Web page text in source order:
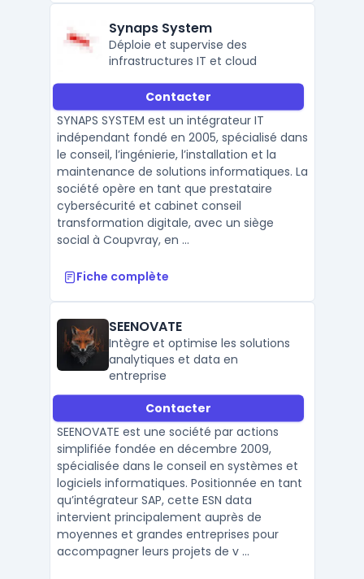
Synaps System
Déploie et supervise des
infrastructures IT et cloud
Contacter
SYNAPS SYSTEM est un intégrateur IT
indépendant fondé en 2005, spécialisé dans
le conseil, l’ingénierie, l’installation et la
maintenance de solutions informatiques. La
société opère en tant que prestataire
cybersécurité et cabinet conseil
transformation digitale, avec un siège
social à Coupvray, en ...
Fiche complète
SEENOVATE
Intègre et optimise les solutions
analytiques et data en
entreprise
Contacter
SEENOVATE est une société par actions
simplifiée fondée en décembre 2009,
spécialisée dans le conseil en systèmes et
logiciels informatiques. Positionnée en tant
qu’intégrateur SAP, cette ESN data
intervient principalement auprès de
moyennes et grandes entreprises pour
accompagner leurs projets de v ...